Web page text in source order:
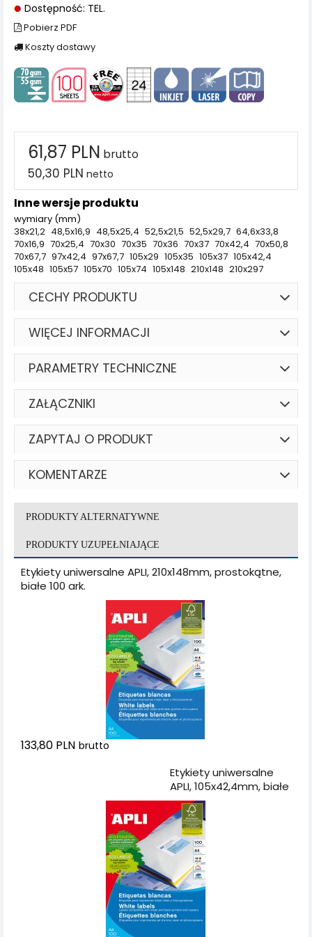
Dostępność: TEL.
Pobierz PDF
Koszty dostawy
61,87 PLN brutto
50,30 PLN netto
Inne wersje produktu
wymiary (mm)
38x21,2 48,5x16,9 48,5x25,4 52,5x21,5 52,5x29,7 64,6x33,8
70x16,9 70x25,4 70x30 70x35 70x36 70x37 70x42,4 70x50,8
70x67,7 97x42,4 97x67,7 105x29 105x35 105x37 105x42,4
105x48 105x57 105x70 105x74 105x148 210x148 210x297
CECHY PRODUKTU
WIĘCEJ INFORMACJI
PARAMETRY TECHNICZNE
ZAŁĄCZNIKI
ZAPYTAJ O PRODUKT
KOMENTARZE
PRODUKTY ALTERNATYWNE
PRODUKTY UZUPEŁNIAJĄCE
Etykiety uniwersalne APLI, 210x148mm, prostokątne,
białe 100 ark.
133,80 PLN brutto
Etykiety uniwersalne
APLI, 105x42,4mm, białe